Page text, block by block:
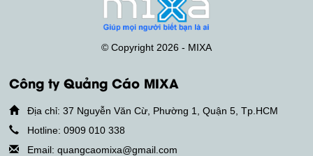
© Copyright 2026 - MIXA
Công ty Quảng Cáo MIXA
Địa chỉ: 37 Nguyễn Văn Cừ, Phường 1, Quận 5, Tp.HCM
Hotline: 0909 010 338
Email: quangcaomixa@gmail.com